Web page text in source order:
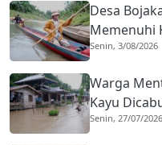
Desa
Memenuhi
Senin, 3/08/2026
Warga
Kayu
Senin, 27/07/2026